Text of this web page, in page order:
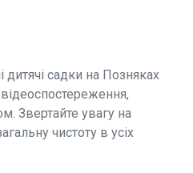
садки на Позняках
Звертайте увагу на
чистоту в усіх